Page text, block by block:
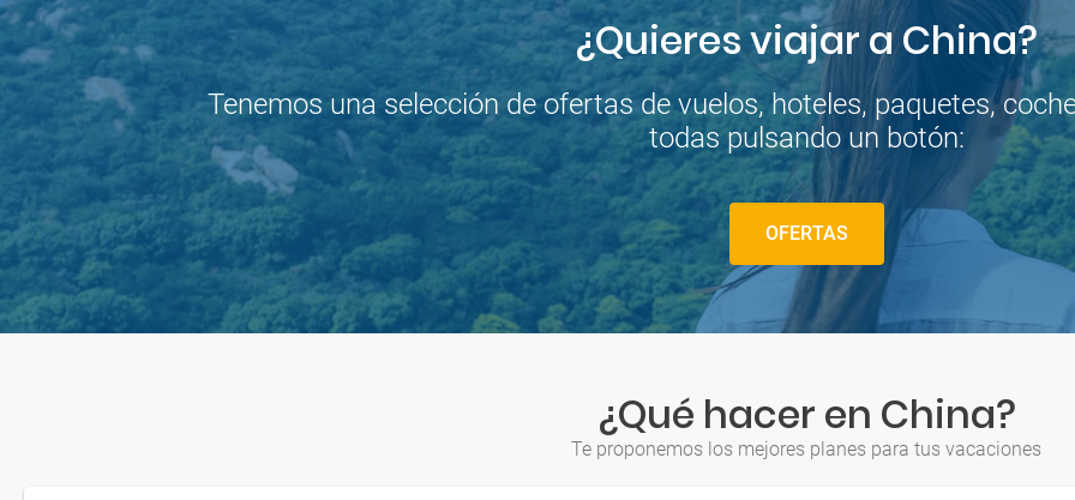
¿Quieres viajar a China?
Tenemos una selección de ofertas de vuelos, hoteles, paquetes,
todas pulsando un botón:
OFERTAS
¿Qué hacer en China?
Te proponemos los mejores planes para tus vacaciones